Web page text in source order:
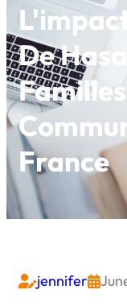
De
France
jennifer